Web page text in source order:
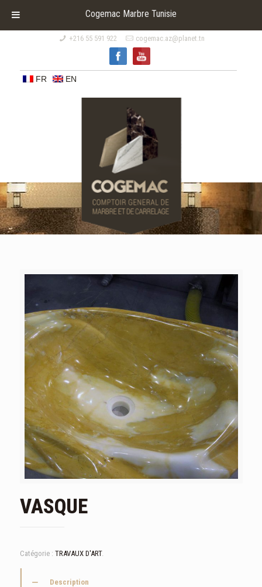
+216 55 591 922 cogemac.az@planet.tn
FR EN
VASQUE
Catégorie : TRAVAUX D'ART.
Description
Cogemac Marbre Tunisie